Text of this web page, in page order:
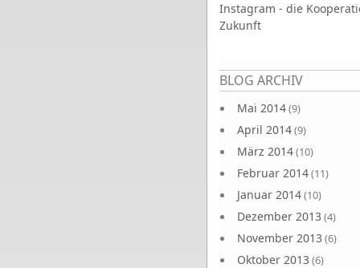
Instagram - die
Zukunft
BLOG ARCHIV
Mai 2014(9)
April 2014(9)
März 2014(10)
Februar 2014(11)
Januar 2014(10)
Dezember 2013 (4)
November 2013 (6)
Oktober 2013 (6)
Seiten